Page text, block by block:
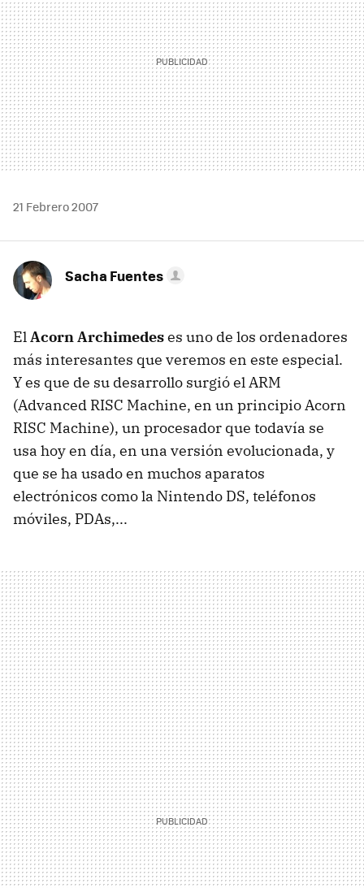
21 Febrero 2007
Sacha Fuentes
ElAcorn Archimedeses uno de los ordenadores
más interesantes que veremos en este especial.
Y es que de su desarrollo surgió el ARM
(Advanced RISC Machine, en un principio Acorn
RISC Machine), un procesador que todavía se
usa hoy en día, en una versión evolucionada, y
que se ha usado en muchos aparatos
electrónicos como la Nintendo DS, teléfonos
móviles, PDAs,...